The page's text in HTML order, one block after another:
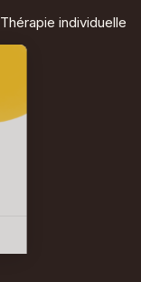
Thérapie individuelle